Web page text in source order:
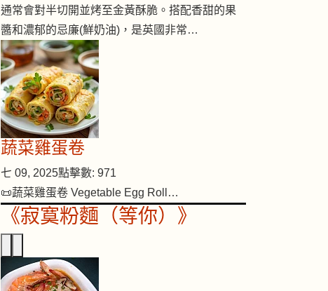
通常會對半切開並烤至金黃酥脆。搭配香甜的果
醬和濃郁的忌廉(鮮奶油)，是英國非常…
蔬菜雞蛋卷
七 09, 2025點擊數: 971
📜蔬菜雞蛋卷 Vegetable Egg Roll…
《寂寞粉麵（等你）》